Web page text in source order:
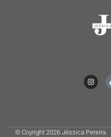
© Coyright 2026 Jéssica Pereira.